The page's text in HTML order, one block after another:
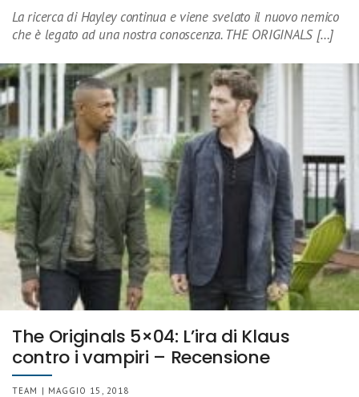
La ricerca di Hayley continua e viene svelato il nuovo nemico
che è legato ad una nostra conoscenza. THE ORIGINALS […]
The Originals 5×04: L’ira di Klaus
contro i vampiri – Recensione
TEAM | MAGGIO 15, 2018